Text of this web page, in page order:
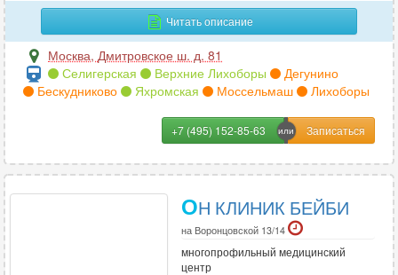
Читать описание
Москва, Дмитровское ш. д. 81
Селигерская
Верхние Лихоборы
Дегунино
Бескудниково
Яхромская Моссельмаш Лихоборы
+7 (495) 152-85-63
ОН КЛИНИК БЕЙБИ
на Воронцовской 13/14
многопрофильный медицинский
центр